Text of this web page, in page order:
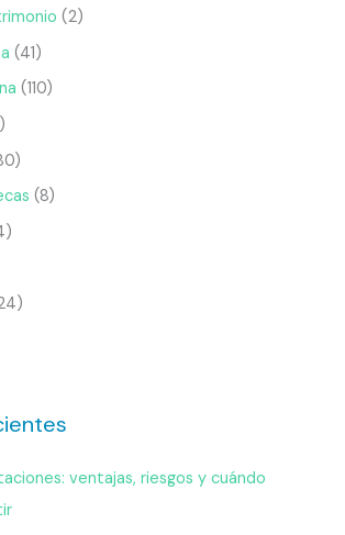
(2)
(41)
(110)
(8)
ventajas, riesgos y cuándo